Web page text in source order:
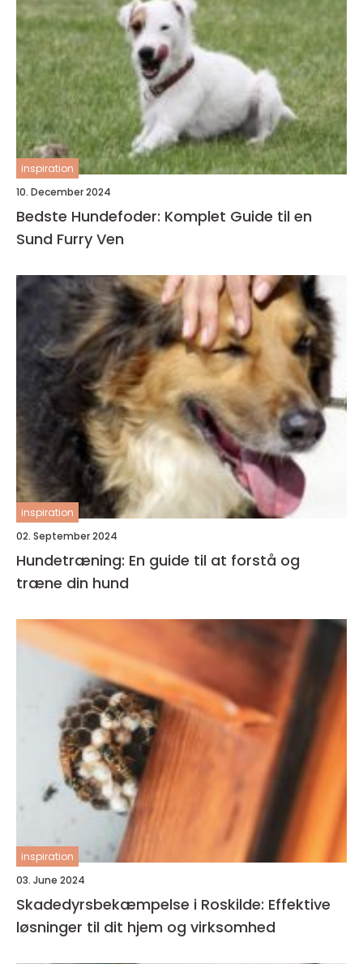
inspiration
10. December 2024
Bedste Hundefoder: Komplet Guide til en
Sund Furry Ven
inspiration
02. September 2024
Hundetræning: En guide til at forstå og
træne din hund
inspiration
03. June 2024
Skadedyrsbekæmpelse i Roskilde: Effektive
løsninger til dit hjem og virksomhed